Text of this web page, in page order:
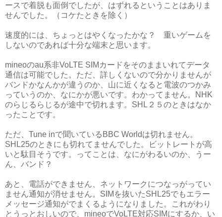
ースで着脱も面倒でしたが、はずれるということはありま
せんでした。（コケたときを除く）
速度的には、ちょっとはやくなったかな？ 重いゲームを
しないのであれば十分な端末と思います。
mineoのau系非VoLTE SIMカードをそのままいれてデータ
通信は可能でした。ただ、詳しくないので分かりませんが
バンドかなんかが違うのか、山に近くなると電波のつかみ
っていうのか、なにかが悪いです。わかってません。NHK
のらじるらじるが途中で切れます。SHL２５のときはなか
ったことです。
ただ、Tune inで聞いているBBC Worldは切れません。
SHL25のときにも切れてませんでした。ビットレートが高
いと駄目そうです。ってことは、なにがわるいのか、うー
ん、バンド？
あと、電話ができません、ネットワークにつなっがってい
ません通知が消せません。SIMを抜いたSHL25でもエラー
メッセージ通知がでまくるようになりました。これがわり
とうっとおしいので、mineoでVoLTE対応SIMにするか、い